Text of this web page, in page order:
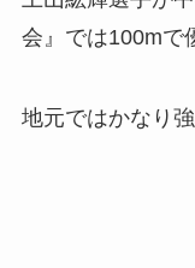
会』では100mで
地元ではかなり